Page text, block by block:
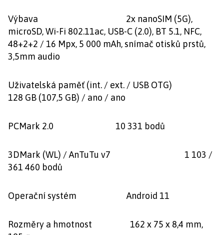
Výbava 2x nanoSIM (5G),
microSD, Wi-Fi 802.11ac, USB-C (2.0), BT 5.1, NFC,
48+2+2 / 16 Mpx, 5 000 mAh, snímač otisků prstů,
3,5mm audio
Uživatelská paměť (int. / ext. / USB OTG)
128 GB (107,5 GB) / ano / ano
PCMark 2.0 10 331 bodů
3DMark (WL) / AnTuTu v7 1 103 /
361 460 bodů
Operační systém Android 11
Rozměry a hmotnost 162 x 75 x 8,4 mm,